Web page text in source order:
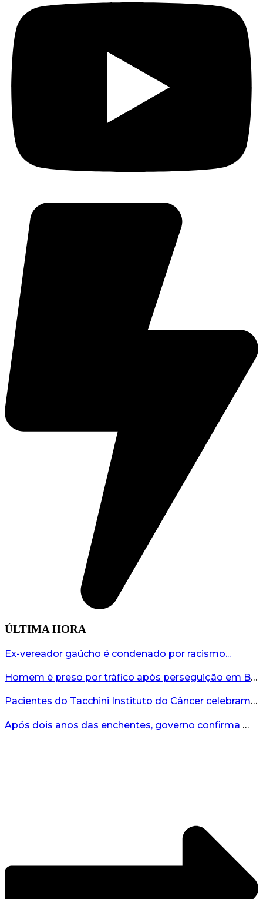
ÚLTIMA HORA
Ex-vereador gaúcho é condenado por racismo...
Homem é preso por tráfico após perseguição em Bento Gonçalves...
Pacientes do Tacchini Instituto do Câncer celebram Dia dos Pais com cuidado e relaxamento...
Após dois anos das enchentes, governo confirma mais de R$19 milhões para nova ponte no Vale do Taquari...